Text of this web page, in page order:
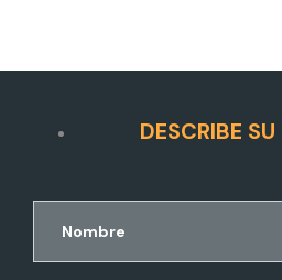
DESCRIBE